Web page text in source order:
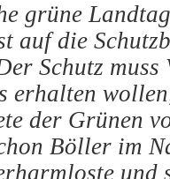
grüne
auf die
Schutz
erhalten
der Grünen
Böller im
und